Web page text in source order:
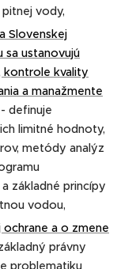
vody,
Slovenskej
sa ustanovujú
kontrole kvality
a manažmente
- definuje
limitné hodnoty,
metódy analýz
základné princípy
vodou,
ochrane a o zmene
právny
problematiku